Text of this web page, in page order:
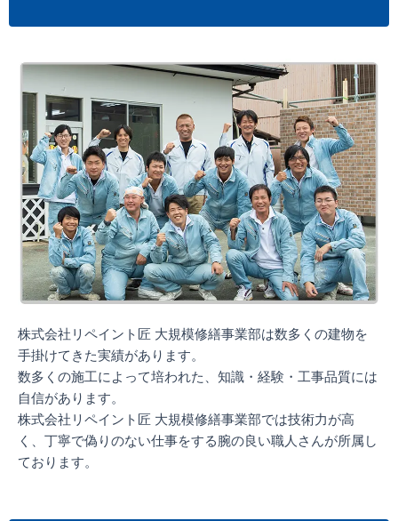
株式会社リペイント匠 大規模修繕事業部は数多くの建物を
手掛けてきた実績があります。
数多くの施工によって培われた、知識・経験・工事品質には
自信があります。
株式会社リペイント匠 大規模修繕事業部では技術力が高
く、丁寧で偽りのない仕事をする腕の良い職人さんが所属し
ております。